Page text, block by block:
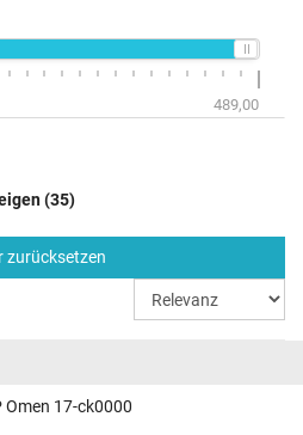
489,00
(35)
zurücksetzen
17-ck0000